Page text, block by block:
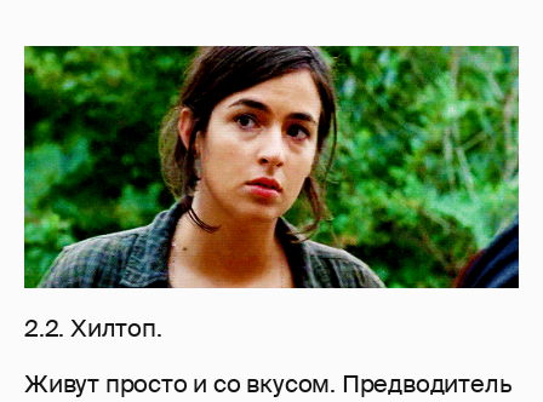
2.2. Хилтоп.
Живут просто и со вкусом. Предводитель